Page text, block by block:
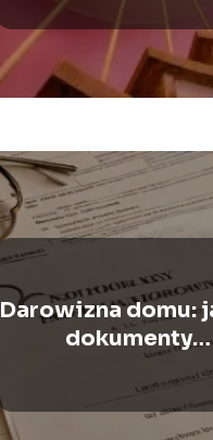
Darowizna domu:
dokumenty
przygotować
notariusza?